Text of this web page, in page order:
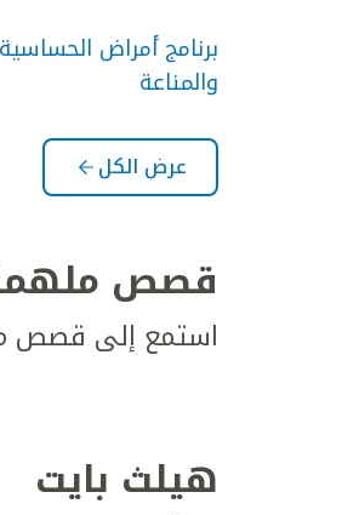
برنامج أمراض الحساسية
والمناعة
عرض الكل
قصص
استمع إلى قصص
هيلث بايت